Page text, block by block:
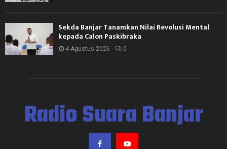
Sekda Banjar Tanamkan Nilai Revolusi Mental
kepada Calon Paskibraka
4 Agustus 2026 0
Radio Suara Banjar